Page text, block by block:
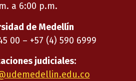
a 6:00 p.m.
de Medellín
00 – +57 (4) 590 6999
judiciales: